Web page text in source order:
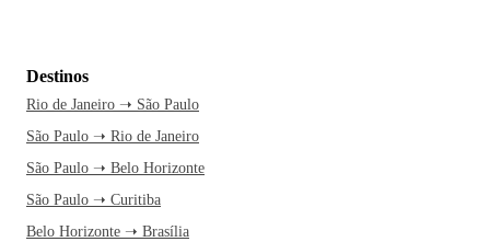
Destinos
Rio de Janeiro ➝ São Paulo
São Paulo ➝ Rio de Janeiro
São Paulo ➝ Belo Horizonte
São Paulo ➝ Curitiba
Belo Horizonte ➝ Brasília